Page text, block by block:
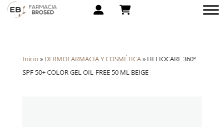
Inicio » DERMOFARMACIA Y COSMÉTICA» HELIOCARE 360º
SPF 50+ COLOR GEL OIL-FREE 50 ML BEIGE